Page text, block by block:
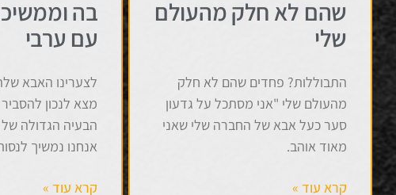
שהם לא חלק מהעולם
שלי
התבוללות? פחדים שהם לא חלק
מהעולם שלי "אני מסתכל על גדעון
סער כעל אבא של החברה שלי שאני
מאוד אוהב.
קרא עוד »
בה
עם ערבי
לצערינו האבא
מצא לנכון
הבעיה הגדולה
אנחנו נמשיך
קרא עוד »